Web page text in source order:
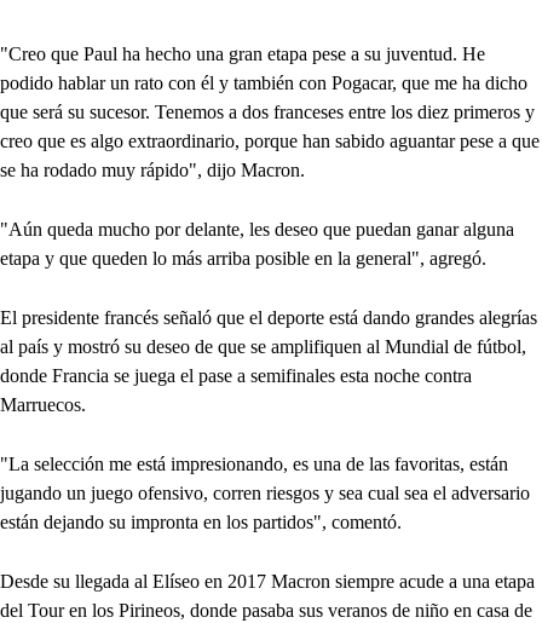
"Creo que Paul ha hecho una gran etapa pese a su juventud. He
podido hablar un rato con él y también con Pogacar, que me ha dicho
que será su sucesor. Tenemos a dos franceses entre los diez primeros y
creo que es algo extraordinario, porque han sabido aguantar pese a que
se ha rodado muy rápido", dijo Macron.
"Aún queda mucho por delante, les deseo que puedan ganar alguna
etapa y que queden lo más arriba posible en la general", agregó.
El presidente francés señaló que el deporte está dando grandes alegrías
al país y mostró su deseo de que se amplifiquen al Mundial de fútbol,
donde Francia se juega el pase a semifinales esta noche contra
Marruecos.
"La selección me está impresionando, es una de las favoritas, están
jugando un juego ofensivo, corren riesgos y sea cual sea el adversario
están dejando su impronta en los partidos", comentó.
Desde su llegada al Elíseo en 2017 Macron siempre acude a una etapa
del Tour en los Pirineos, donde pasaba sus veranos de niño en casa de